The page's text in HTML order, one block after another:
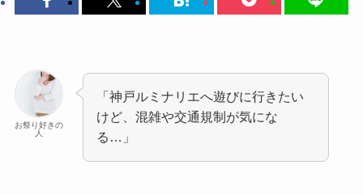
お祭り好きの
人
「神戸ルミナリエへ遊びに行きたい
けど、混雑や交通規制が気にな
る…」